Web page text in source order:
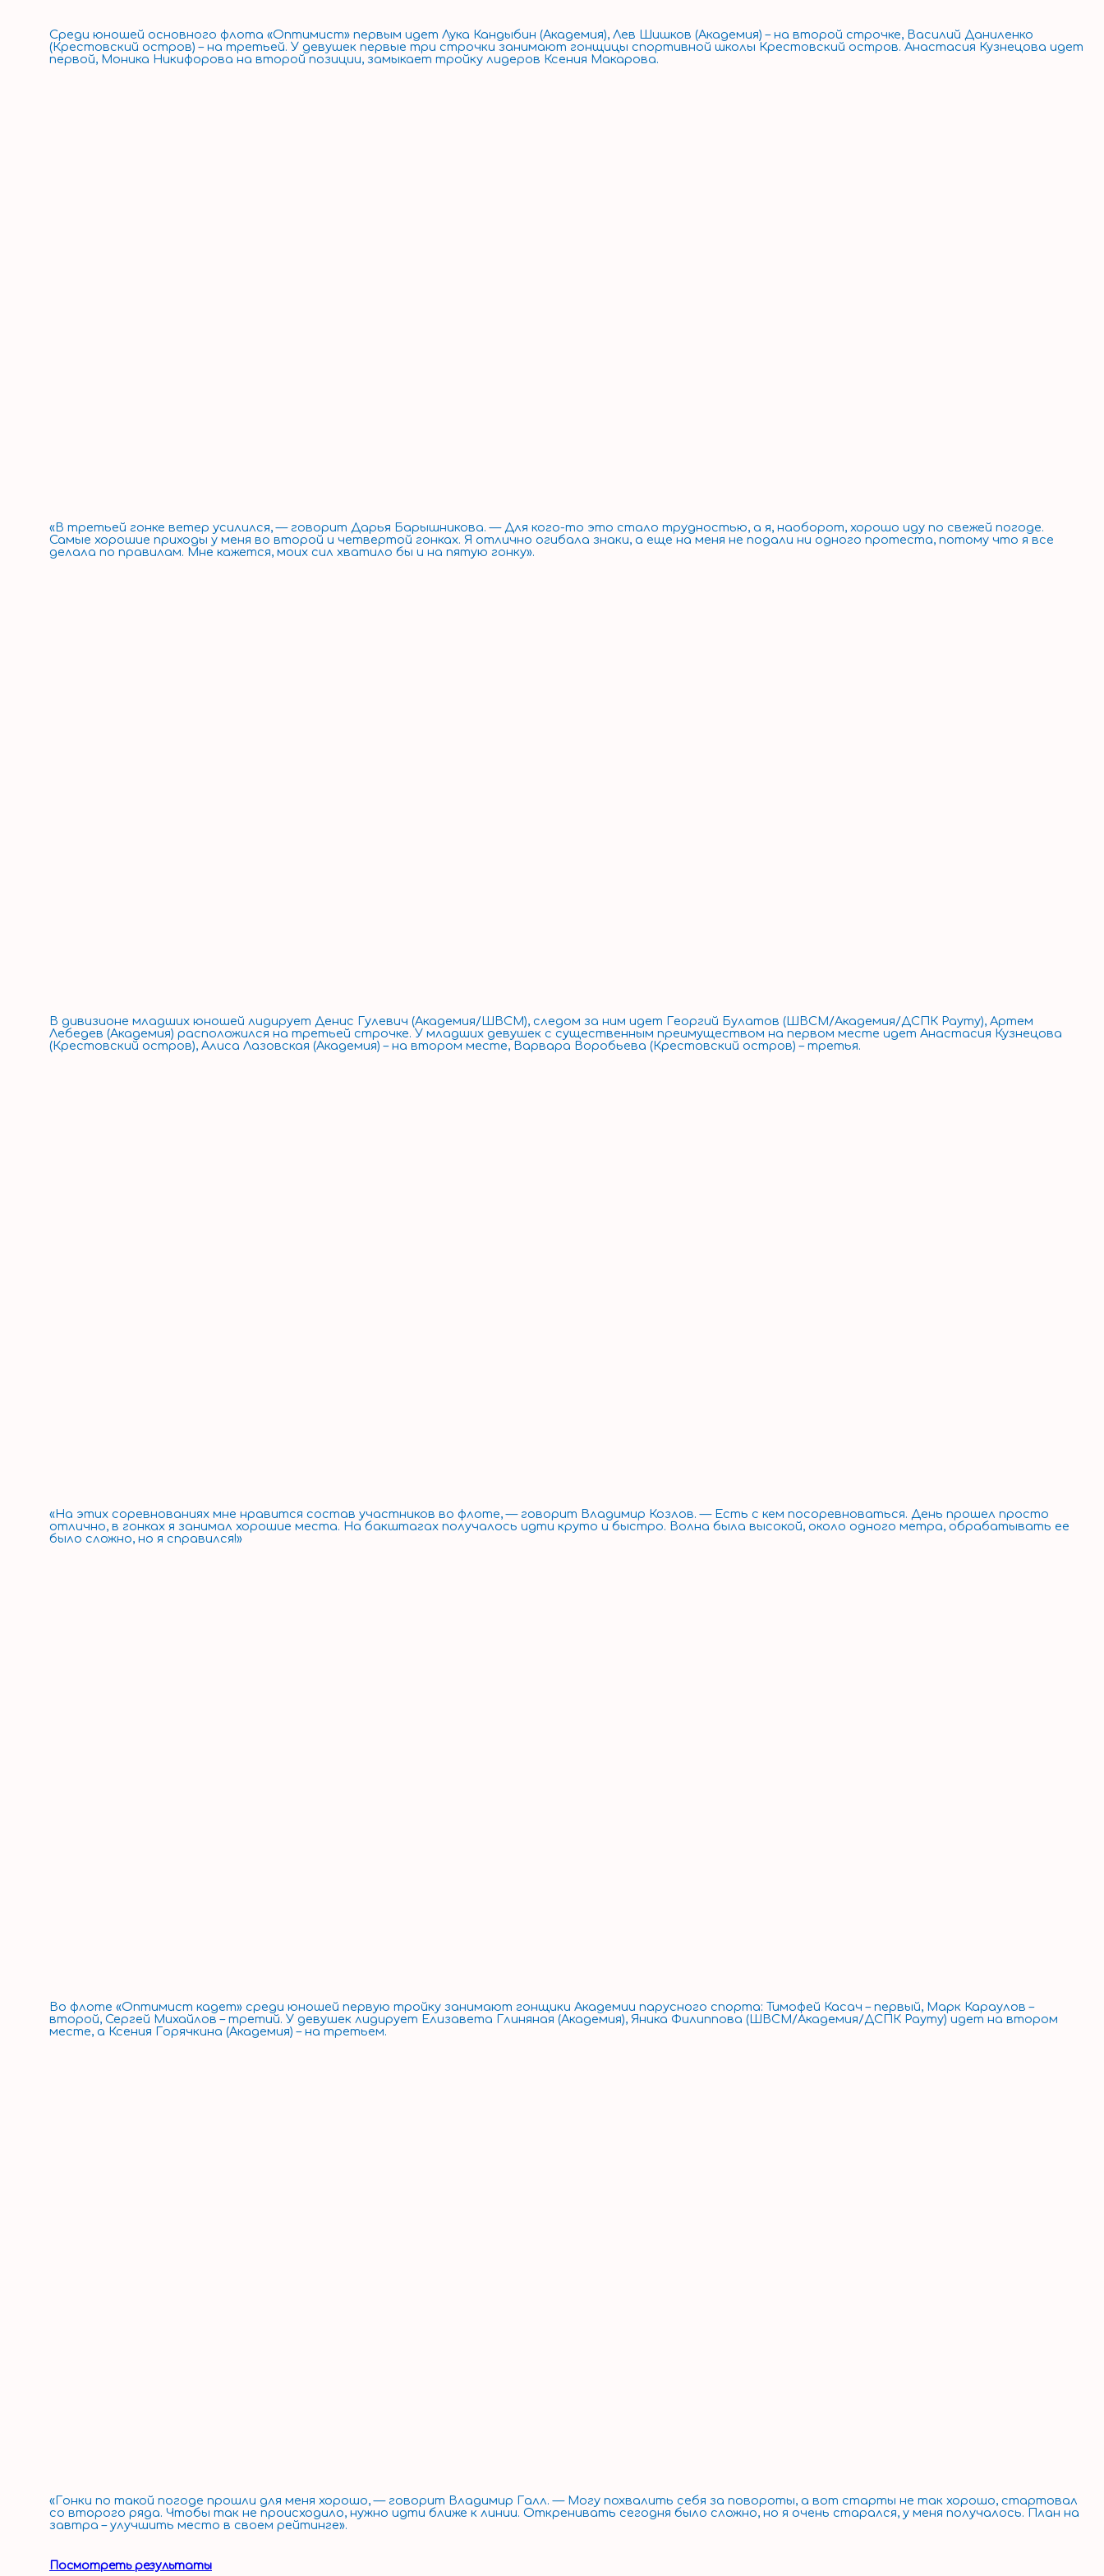
Среди юношей основного флота «Оптимист» первым идет Лука Кандыбин (Академия), Лев Шишков (Академия) – на второй строчке, Василий Даниленко
(Крестовский остров) – на третьей. У девушек первые три строчки занимают гонщицы спортивной школы Крестовский остров. Анастасия Кузнецова идет
первой, Моника Никифорова на второй позиции, замыкает тройку лидеров Ксения Макарова.
«В третьей гонке ветер усилился, — говорит Дарья Барышникова. — Для кого-то это стало трудностью, а я, наоборот, хорошо иду по свежей погоде.
Самые хорошие приходы у меня во второй и четвертой гонках. Я отлично огибала знаки, а еще на меня не подали ни одного протеста, потому что я все
делала по правилам. Мне кажется, моих сил хватило бы и на пятую гонку».
В дивизионе младших юношей лидирует Денис Гулевич (Академия/ШВСМ), следом за ним идет Георгий Булатов (ШВСМ/Академия/ДСПК Рауту), Артем
Лебедев (Академия) расположился на третьей строчке. У младших девушек с существенным преимуществом на первом месте идет Анастасия Кузнецова
(Крестовский остров), Алиса Лазовская (Академия) – на втором месте, Варвара Воробьева (Крестовский остров) – третья.
«На этих соревнованиях мне нравится состав участников во флоте, — говорит Владимир Козлов. — Есть с кем посоревноваться. День прошел просто
отлично, в гонках я занимал хорошие места. На бакштагах получалось идти круто и быстро. Волна была высокой, около одного метра, обрабатывать ее
было сложно, но я справился!»
Во флоте «Оптимист кадет» среди юношей первую тройку занимают гонщики Академии парусного спорта: Тимофей Касач – первый, Марк Караулов –
второй, Сергей Михайлов – третий. У девушек лидирует Елизавета Глиняная (Академия), Яника Филиппова (ШВСМ/Академия/ДСПК Рауту) идет на втором
месте, а Ксения Горячкина (Академия) – на третьем.
«Гонки по такой погоде прошли для меня хорошо, — говорит Владимир Галл. — Могу похвалить себя за повороты, а вот старты не так хорошо, стартовал
со второго ряда. Чтобы так не происходило, нужно идти ближе к линии. Откренивать сегодня было сложно, но я очень старался, у меня получалось. План на
завтра – улучшить место в своем рейтинге».
Посмотреть результаты